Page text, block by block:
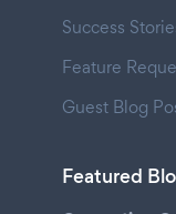
Success
Feature
Guest Blog
Featured